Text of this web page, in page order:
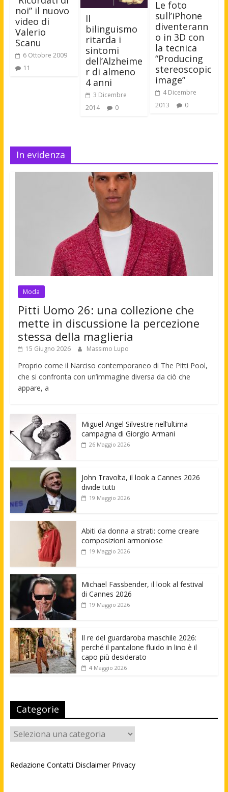
noi” il nuovo
video di
Valerio
Scanu
6 Ottobre 2009
11
Il
bilinguismo
ritarda i
sintomi
dell’Alzheime
r di almeno
4 anni
3 Dicembre
2014
0
Le foto
sull’iPhone
diventerann
o in 3D con
la tecnica
“Producing
stereoscopic
image”
4 Dicembre
2013
0
In evidenza
Moda
Pitti Uomo 26: una collezione che
mette in discussione la percezione
stessa della maglieria
15 Giugno 2026 Massimo Lupo
Proprio come il Narciso contemporaneo di The Pitti Pool,
che si confronta con un’immagine diversa da ciò che
appare, a
Miguel Angel Silvestre nell’ultima
campagna di Giorgio Armani
26 Maggio 2026
John Travolta, il look a Cannes 2026
divide tutti
19 Maggio 2026
Abiti da donna a strati: come creare
composizioni armoniose
19 Maggio 2026
Michael Fassbender, il look al festival
di Cannes 2026
19 Maggio 2026
Il re del guardaroba maschile 2026:
perché il pantalone fluido in lino è il
capo più desiderato
4 Maggio 2026
Categorie
Categorie
Redazione Contatti Disclaimer Privacy